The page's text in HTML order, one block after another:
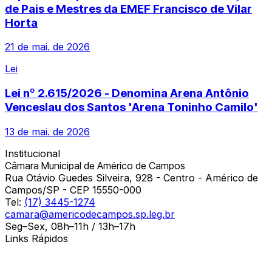
de Pais e Mestres da EMEF Francisco de Vilar
Horta
21 de mai. de 2026
Lei
Lei nº 2.615/2026 - Denomina Arena Antônio
Venceslau dos Santos 'Arena Toninho Camilo'
13 de mai. de 2026
Institucional
Câmara Municipal de Américo de Campos
Rua Otávio Guedes Silveira, 928 - Centro - Américo de
Campos/SP - CEP 15550-000
Tel: (17) 3445-1274
camara@americodecampos.sp.leg.br
Seg–Sex, 08h–11h / 13h–17h
Links Rápidos